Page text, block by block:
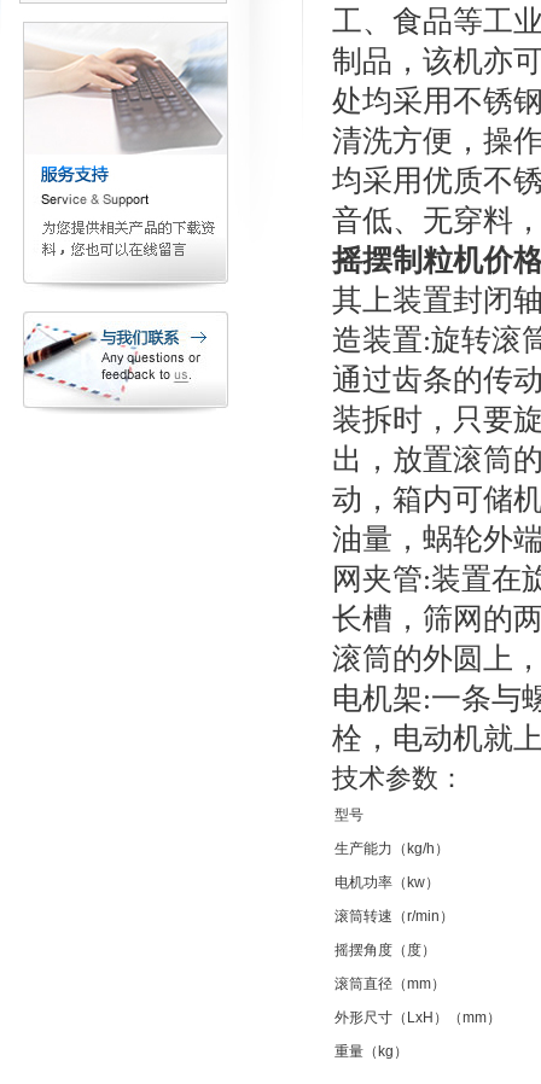
工、食品等工
制品，该机亦
处均采用不锈
清洗方便，操
均采用优质不
音低、无穿料
摇摆制粒机价
其上装置封闭
造装置:旋转滚
通过齿条的传
装拆时，只要
出，放置滚筒
动，箱内可储
油量，蜗轮外
网夹管:装置在
长槽，筛网的
滚筒的外圆上
电机架:一条与
栓，电动机就
技术参数：
型号
生产能力（kg/h）
电机功率（kw）
滚筒转速（r/min）
摇摆角度（度）
滚筒直径（mm）
外形尺寸（LxH）（mm）
重量（kg）